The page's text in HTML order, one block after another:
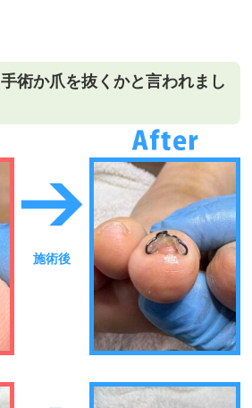
術か爪を抜くかと言われまし
施術後